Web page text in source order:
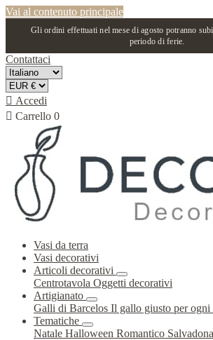
Vai al contenuto principale
Gli ordini effettuati nel mese di agosto potranno
periodo di ferie.
Contattaci
 Accedi
 Carrello 0
Vasi da terra
Vasi decorativi
Articoli decorativi
Centrotavola Oggetti decorativi
Artigianato
Galli di Barcelos Il gallo giusto per ogni
Tematiche
Natale Halloween Romantico